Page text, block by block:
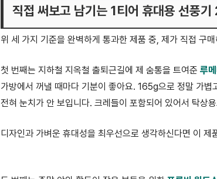
직접 써보고 남기는 1티어 휴대용 선풍
위 세 가지 기준을 완벽하게 통과한 제품 중, 제가 직접 구
첫 번째는 지하철 지옥철 출퇴근길에 제 숨통을 트여준 루
가방에서 꺼낼 때마다 기분이 좋아요. 165g으로 정말 가
전혀 눈치가 안 보입니다. 크레들이 포함되어 있어서 탁상
디자인과 가벼운 휴대성을 최우선으로 생각하신다면 이 제